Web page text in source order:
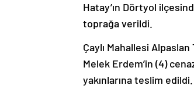
Hatay’ın Dörtyol
toprağa verildi.
Çaylı Mahallesi
Melek Erdem’in (4)
yakınlarına teslim edildi.